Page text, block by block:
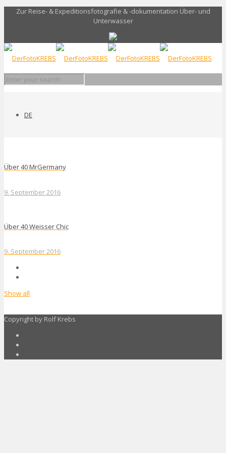
Zur Reise- & Expeditionsfotografie & -dokumentation Über- und
Unterwasser
DE
Über 40 MrGermany
9. September 2016
Über 40 Weisser Chic
9. September 2016
Show all
Copyright by Rolf Krebs